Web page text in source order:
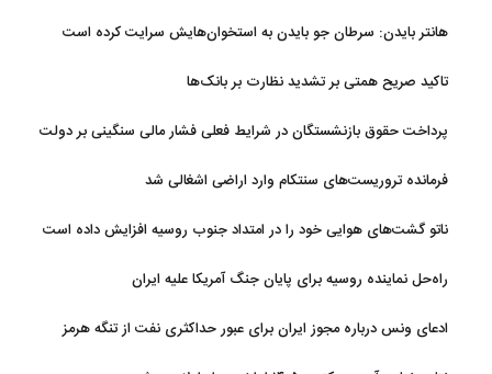
هانتر بایدن: سرطان جو بایدن به استخوان‌هایش سرایت کرده است
تاکید صریح همتی بر تشدید نظارت بر بانک‌ها
پرداخت حقوق بازنشستگان در شرایط فعلی فشار مالی سنگینی بر دولت
فرمانده تروریست‌های سنتکام وارد اراضی اشغالی شد
ناتو گشت‌های هوایی خود را در امتداد جنوب روسیه افزایش داده است
راه‌حل نماینده روسیه برای پایان جنگ آمریکا علیه ایران
ادعای ونس درباره مجوز ایران برای عبور حداکثری نفت از تنگه هرمز